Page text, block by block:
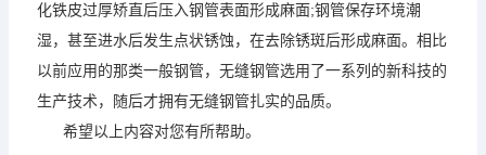
化铁皮过厚矫直后压入钢管表面形成麻面;钢管保存环境潮
湿，甚至进水后发生点状锈蚀，在去除锈斑后形成麻面。相比
以前应用的那类一般钢管，无缝钢管选用了一系列的新科技的
生产技术，随后才拥有无缝钢管扎实的品质。
希望以上内容对您有所帮助。